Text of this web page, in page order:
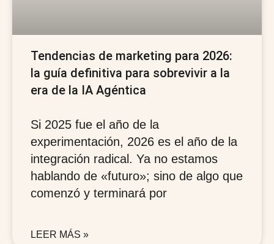
Tendencias de marketing para 2026:
la guía definitiva para sobrevivir a la
era de la IA Agéntica
Si 2025 fue el año de la
experimentación, 2026 es el año de la
integración radical. Ya no estamos
hablando de «futuro»; sino de algo que
comenzó y terminará por
LEER MÁS »